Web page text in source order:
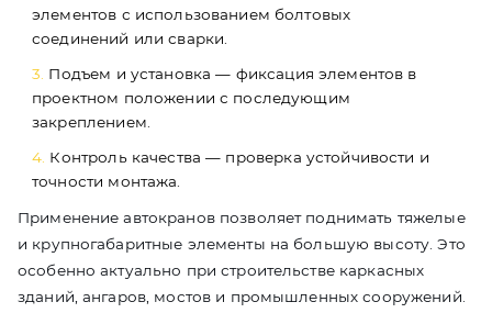
элементов с использованием болтовых
соединений или сварки.
Подъем и установка — фиксация элементов в
проектном положении с последующим
закреплением.
Контроль качества — проверка устойчивости и
точности монтажа.
Применение автокранов позволяет поднимать тяжелые
и крупногабаритные элементы на большую высоту. Это
особенно актуально при строительстве каркасных
зданий, ангаров, мостов и промышленных сооружений.